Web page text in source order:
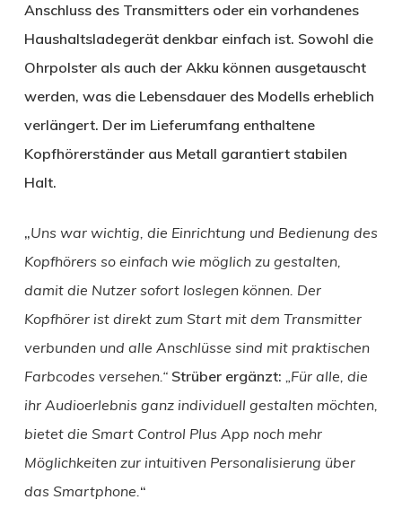
Anschluss des Transmitters oder ein vorhandenes
Haushaltsladegerät denkbar einfach ist. Sowohl die
Ohrpolster als auch der Akku können ausgetauscht
werden, was die Lebensdauer des Modells erheblich
verlängert. Der im Lieferumfang enthaltene
Kopfhörerständer aus Metall garantiert stabilen
Halt.
„Uns war wichtig, die Einrichtung und Bedienung des
Kopfhörers so einfach wie möglich zu gestalten,
damit die Nutzer sofort loslegen können. Der
Kopfhörer ist direkt zum Start mit dem Transmitter
verbunden und alle Anschlüsse sind mit praktischen
Farbcodes versehen.“ Strüber ergänzt: „Für alle, die
ihr Audioerlebnis ganz individuell gestalten möchten,
bietet die Smart Control Plus App noch mehr
Möglichkeiten zur intuitiven Personalisierung über
das Smartphone.“